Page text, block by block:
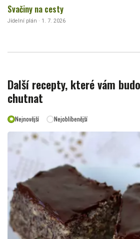
Svačiny na cesty
Jídelní plán · 1. 7. 2026
Další recepty, které vám
chutnat
Nejnovější Nejoblíbenější